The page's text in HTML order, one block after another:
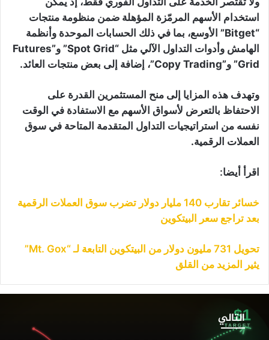
استخدام الأسهم المرمّزة المؤهلة ضمن منظومة منتجات
“Bitget” الأوسع، بما في ذلك الحسابات الموحدة وأنظمة
الهامش وأدوات التداول الآلي مثل “Spot Grid” و”Futures
Grid” و”Copy Trading”، إضافة إلى بعض منتجات العائد.
وتهدف هذه المزايا إلى منح المستثمرين القدرة على
الاحتفاظ بالتعرض لأسواق الأسهم مع الاستفادة في الوقت
نفسه من استراتيجيات التداول المتقدمة المتاحة في سوق
العملات الرقمية.
اقرأ أيضا:
خسائر تقارب 140 مليار دولار تضرب سوق العملات الرقمية
بعد تراجع سعر البيتكوين
تحويل 731 مليون دولار من البيتكوين التابعة لـ “Mt. Gox”
يثير المزيد من القلق
التاليانهيارها